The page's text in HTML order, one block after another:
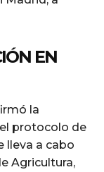
EN
la
protocolo de
lleva a cabo
Agricultura,